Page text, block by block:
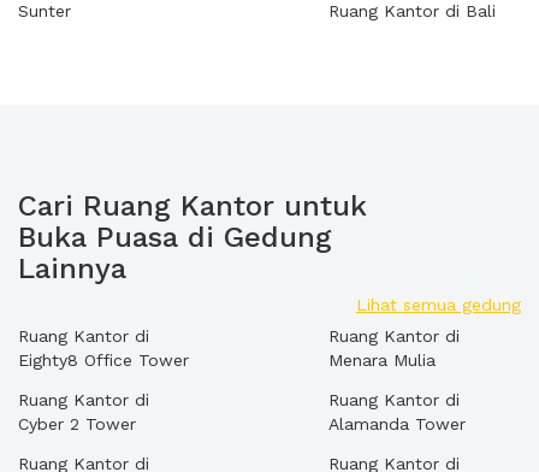
Sunter
Ruang Kantor di Bali
Cari Ruang Kantor untuk
Buka Puasa di Gedung
Lainnya
Lihat semua gedung
Ruang Kantor di
Eighty8 Office Tower
Ruang Kantor di
Cyber 2 Tower
Ruang Kantor di
Ruang Kantor di
Menara Mulia
Ruang Kantor di
Alamanda Tower
Ruang Kantor di